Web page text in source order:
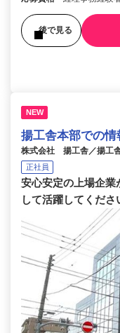
後で見る
NEW
揚工舎本部での
株式会社 揚工舎／揚工舎
正社員
安心安定の上場企業
して活躍してくださ